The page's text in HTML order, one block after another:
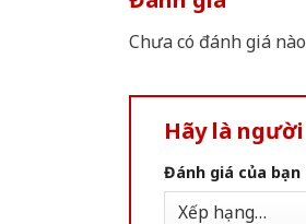
Chưa có đánh giá
Hãy là
Đánh giá của bạn